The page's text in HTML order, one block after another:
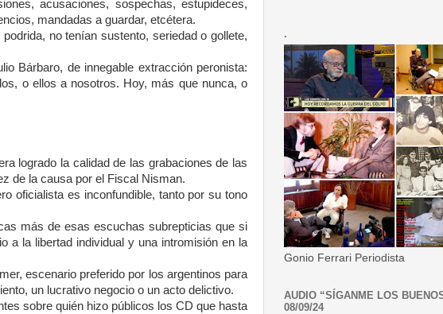
acusaciones, sospechas, estupideces,
mandadas a guardar, etcétera.
no tenían sustento, seriedad o gollete,
Bárbaro, de innegable extracción peronista:
o ellos a nosotros. Hoy, más que nunca, o
logrado la calidad de las grabaciones de las
de la causa por el Fiscal Nisman.
oficialista es inconfundible, tanto por su tono
más de esas escuchas subrepticias que si
a la libertad individual y una intromisión en la
escenario preferido por los argentinos para
un lucrativo negocio o un acto delictivo.
sobre quién hizo públicos los CD que hasta
.
Gonio Ferrari Periodista
AUDIO “SÍGANME LOS
08/09/24